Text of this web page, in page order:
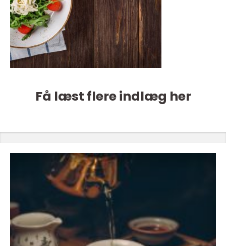
Få læst flere indlæg her